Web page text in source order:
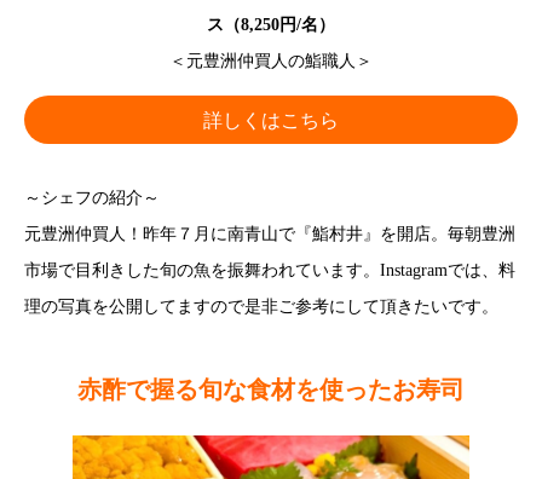
ス（8,250円/名）
＜元豊洲仲買人の鮨職人＞
詳しくはこちら
～シェフの紹介～
元豊洲仲買人！昨年７月に南青山で『鮨村井』を開店。毎朝豊洲
市場で目利きした旬の魚を振舞われています。Instagramでは、料
理の写真を公開してますので是非ご参考にして頂きたいです。
赤酢で握る旬な食材を使ったお寿司